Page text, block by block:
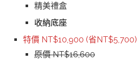
精美禮盒
收納底座
特價 NT$10,900 (省NT$5,700)
原價 NT$16,600